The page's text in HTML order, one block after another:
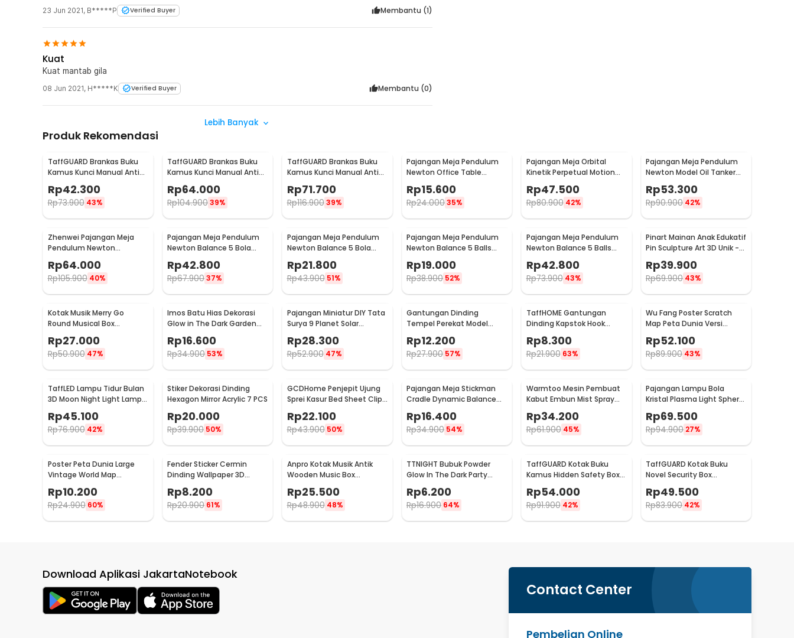
23 Jun 2021, B*****P Verified Buyer Membantu (1)
Kuat
Kuat mantab gila
08 Jun 2021, H*****K Verified Buyer Membantu (0)
Lebih Banyak
Produk Rekomendasi
TaffGUARD Brankas Buku
Kamus Kunci Manual Anti
Maling Hidden Safe Box
Kecil - KB-10L
Rp42.300
Rp73.900 43%
TaffGUARD Brankas Buku
Kamus Kunci Manual Anti
Maling Hidden Safe Box
Sedang - KB-10L
Rp64.000
Rp104.90039%
TaffGUARD Brankas Buku
Kamus Kunci Manual Anti
Maling Hidden Safe Box
Besar - KB-10L
Rp71.700
Rp116.900 39%
Pajangan Meja Pendulum
Newton Office Table
Decoration 5 Ball S - H50S
Rp15.600
Rp24.00035%
Pajangan Meja Orbital
Kinetik Perpetual Motion
Balance Physics - NR31TX
Rp47.500
Rp80.900 42%
Pajangan Meja Pendulum
Newton Model Oil Tanker
Perpetual Debate - B101
Rp53.300
Rp90.900 42%
Zhenwei Pajangan Meja
Pendulum Newton
Perpetual Model Ferris
Wheel - ZPW
Rp64.000
Rp105.900 40%
Pajangan Meja Pendulum
Newton Balance 5 Bola
Model Arched M - ZY02
Rp42.800
Rp67.90037%
Pajangan Meja Pendulum
Newton Balance 5 Bola
Model Arched S - ZY02
Rp21.800
Rp43.900 51%
Pajangan Meja Pendulum
Newton Balance 5 Balls
Stainless Steel Model T S -
LX013
Rp19.000
Rp38.900 52%
Pajangan Meja Pendulum
Newton Balance 5 Balls
Stainless Steel Model T L -
LX013
Rp42.800
Rp73.900 43%
Pinart Mainan Anak Edukatif
Pin Sculpture Art 3D Unik -
FD-P3
Rp39.900
Rp69.900 43%
Kotak Musik Merry Go
Round Musical Box
Carousel Mekanikal - HD-
Y02
Rp27.000
Rp50.900 47%
Imos Batu Hias Dekorasi
Glow in The Dark Garden
Stone 100 PCS - HC0043
Rp16.600
Rp34.900 53%
Pajangan Miniatur DIY Tata
Surya 9 Planet Solar
System Planetary - 2135
Rp28.300
Rp52.900 47%
Gantungan Dinding
Tempel Perekat Model
Antlers Head - MU03
Rp12.200
Rp27.900 57%
TaffHOME Gantungan
Dinding Kapstok Hook
Hanger Stainless Steel 201
- MT11
Rp8.300
Rp21.900 63%
Wu Fang Poster Scratch
Map Peta Dunia Versi
National Flag - ZJP-M018
Rp52.100
Rp89.900 43%
TaffLED Lampu Tidur Bulan
3D Moon Night Light Lamp 3
Color 8cm 1W 5V -
LD002701
Rp45.100
Rp76.900 42%
Stiker Dekorasi Dinding
Hexagon Mirror Acrylic 7 PCS
Rp20.000
Rp39.900 50%
GCDHome Penjepit Ujung
Sprei Kasur Bed Sheet Clip
Holder 4 PCS - FS-1809
Rp22.100
Rp43.900 50%
Pajangan Meja Stickman
Cradle Dynamic Balance
Instrument Ball Pendulum
Rp16.400
Rp34.900 54%
Warmtoo Mesin Pembuat
Kabut Embun Mist Spray
Fog Maker 12 LED 24V - WT01
Rp34.200
Rp61.900 45%
Pajangan Lampu Bola
Kristal Plasma Light Sphere
- ZC211700
Rp69.500
Rp94.900 27%
Poster Peta Dunia Large
Vintage World Map
103x69cm - N401
Rp10.200
Rp24.900 60%
Fender Sticker Cermin
Dinding Wallpaper 3D
Model Square Mirror 9 PCS -
Q353
Rp8.200
Rp20.900 61%
Anpro Kotak Musik Antik
Wooden Music Box
Engraving Harry Potter -
ADQ0194
Rp25.500
Rp48.900 48%
TTNIGHT Bubuk Powder
Glow In The Dark Party
Decoration 10g - T01
Rp6.200
Rp16.900 64%
TaffGUARD Kotak Buku
Kamus Hidden Safety Box
Book Password Lock Size S -
KB-10P
Rp54.000
Rp91.900 42%
TaffGUARD Kotak Buku
Novel Security Box
Password Lock Size S - KB-
20P
Rp49.500
Rp83.900 42%
Contact Center
Pembelian Online
Download Aplikasi JakartaNotebook